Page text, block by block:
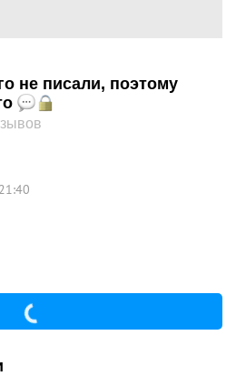
не писали, поэтому